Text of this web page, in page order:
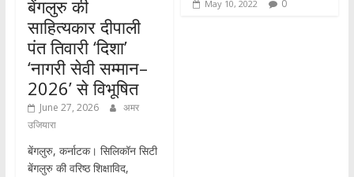
बेंगलुरु की
साहित्यकार दीपाली
पंत तिवारी ‘दिशा’
‘नागरी सेवी सम्मान–
2026’ से विभूषित
June 27, 2026
अमर
उजियारा
बेंगलुरु, कर्नाटक। सिलिकॉन सिटी
बेंगलुरु की वरिष्ठ शिक्षाविद,
May 10, 2022 0